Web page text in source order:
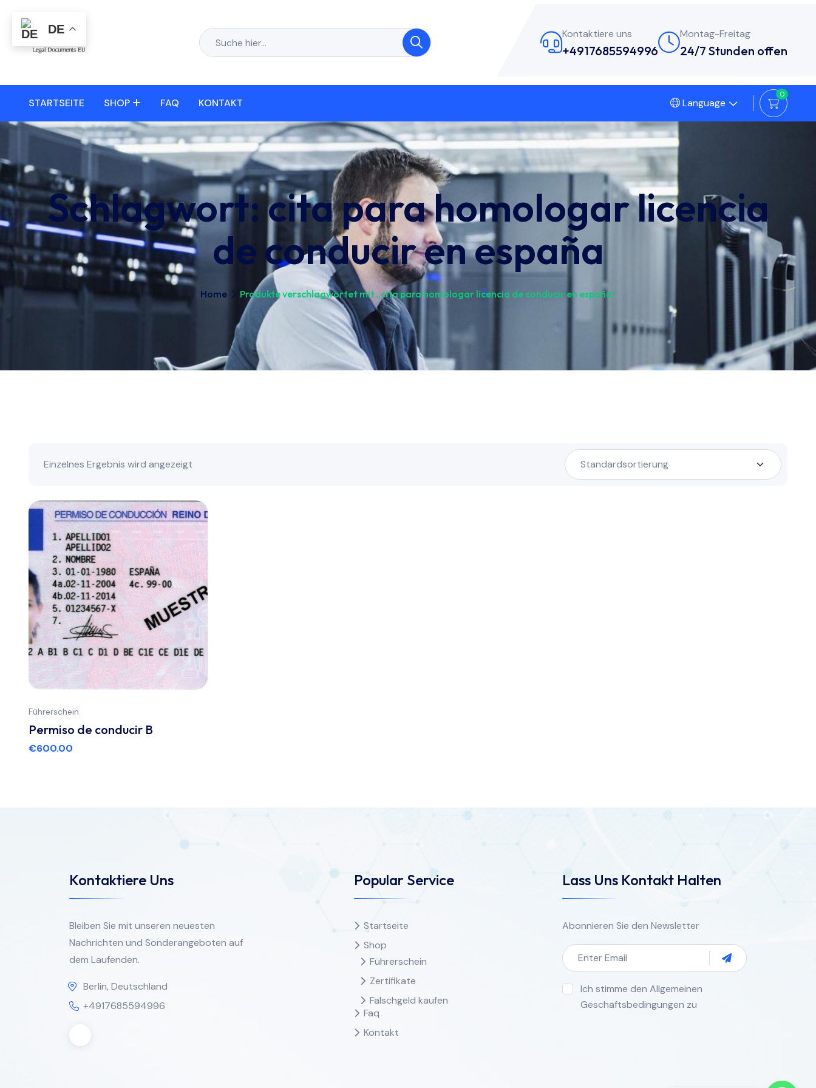
Kontaktiere uns
+4917685594996
Montag-Freitag
24/7 Stunden offen
STARTSEITE SHOP FAQ KONTAKT Language
0
Schlagwort:cita para homologar licencia
de conducir en españa
Home Produkte verschlagwortet mit „cita para homologar licencia de conducir en españa“
Einzelnes Ergebnis wird angezeigt
Führerschein
Permiso de conducir B
€600.00
Kontaktiere Uns
Bleiben Sie mit unseren neuesten
Nachrichten und Sonderangeboten auf
dem Laufenden.
Berlin, Deutschland
+4917685594996
Popular Service
Startseite
Shop
Führerschein
Zertifikate
Falschgeld kaufen
Faq
Kontakt
Lass Uns Kontakt Halten
Abonnieren Sie den Newsletter
Ich stimme den Allgemeinen
Geschäftsbedingungen zu
DE